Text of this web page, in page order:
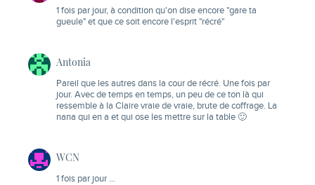
1 fois par jour, à condition qu'on dise encore "gare ta
gueule" et que ce soit encore l'esprit "récré"
Antonia
Pareil que les autres dans la cour de récré. Une fois par
jour. Avec de temps en temps, un peu de ce ton là qui
ressemble à la Claire vraie de vraie, brute de coffrage. La
nana qui en a et qui ose les mettre sur la table 🙂
WCN
1 fois par jour …